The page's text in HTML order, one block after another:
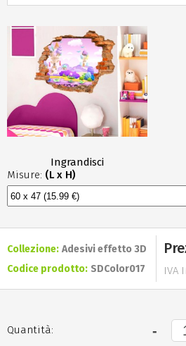
Ingrandisci
Collezione: Adesivi effetto 3D
Codice prodotto: SDColor017 IVA
Misure: (L x H)
Quantità: